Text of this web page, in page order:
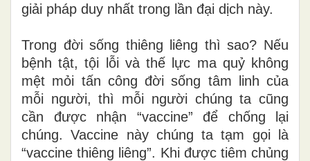
giải pháp duy nhất trong lần đại dịch này.
Trong đời sống thiêng liêng thì sao? Nếu
bệnh tật, tội lỗi và thế lực ma quỷ không
mệt mỏi tấn công đời sống tâm linh của
mỗi người, thì mỗi người chúng ta cũng
cần được nhận “vaccine” để chống lại
chúng. Vaccine này chúng ta tạm gọi là
“vaccine thiêng liêng”. Khi được tiêm chủng